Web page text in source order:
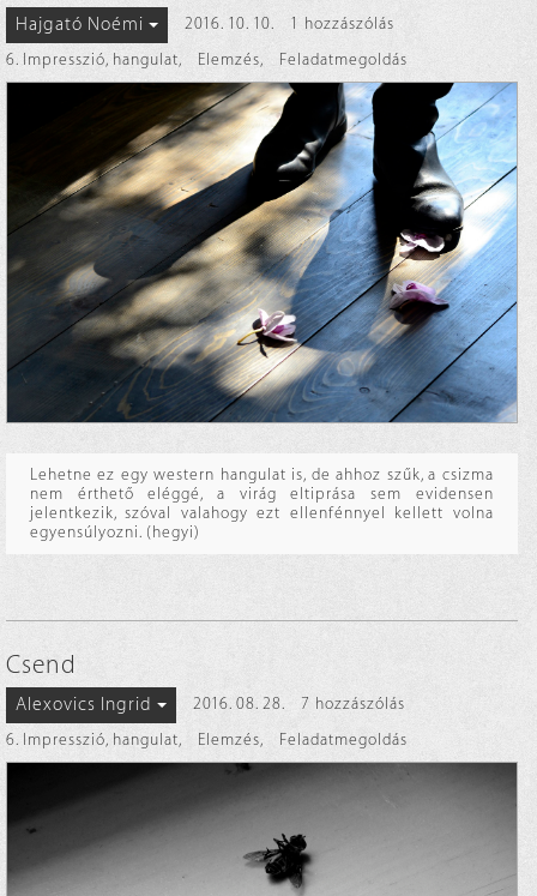
Hajgató Noémi 2016. 10. 10.
1 hozzászólás
6. Impresszió, hangulat, Elemzés, Feladatmegoldás
Lehetne ez egy western hangulat is, de ahhoz szűk, a csizma
nem érthető eléggé, a virág eltiprása sem evidensen
jelentkezik, szóval valahogy ezt ellenfénnyel kellett volna
egyensúlyozni. (hegyi)
Csend
Alexovics Ingrid 2016. 08. 28.
7 hozzászólás
6. Impresszió, hangulat, Elemzés, Feladatmegoldás